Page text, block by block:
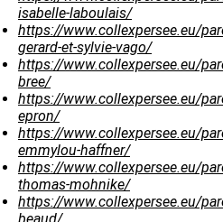
isabelle-laboulais/
https://www.collexpersee.eu/
gerard-et-sylvie-vago/
https://www.collexpersee.eu/
bree/
https://www.collexpersee.eu/
epron/
https://www.collexpersee.eu/
emmylou-haffner/
https://www.collexpersee.eu/
thomas-mohnike/
https://www.collexpersee.eu/
beaud/